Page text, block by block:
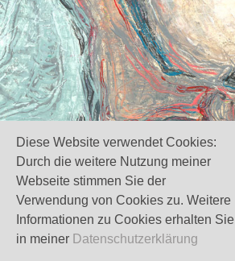
Diese Website verwendet Cookies:
Durch die weitere Nutzung meiner
Webseite stimmen Sie der
Verwendung von Cookies zu. Weitere
Informationen zu Cookies erhalten Sie
in meiner Datenschutzerklärung